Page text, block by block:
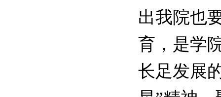
出我院也
育，是学
长足发展